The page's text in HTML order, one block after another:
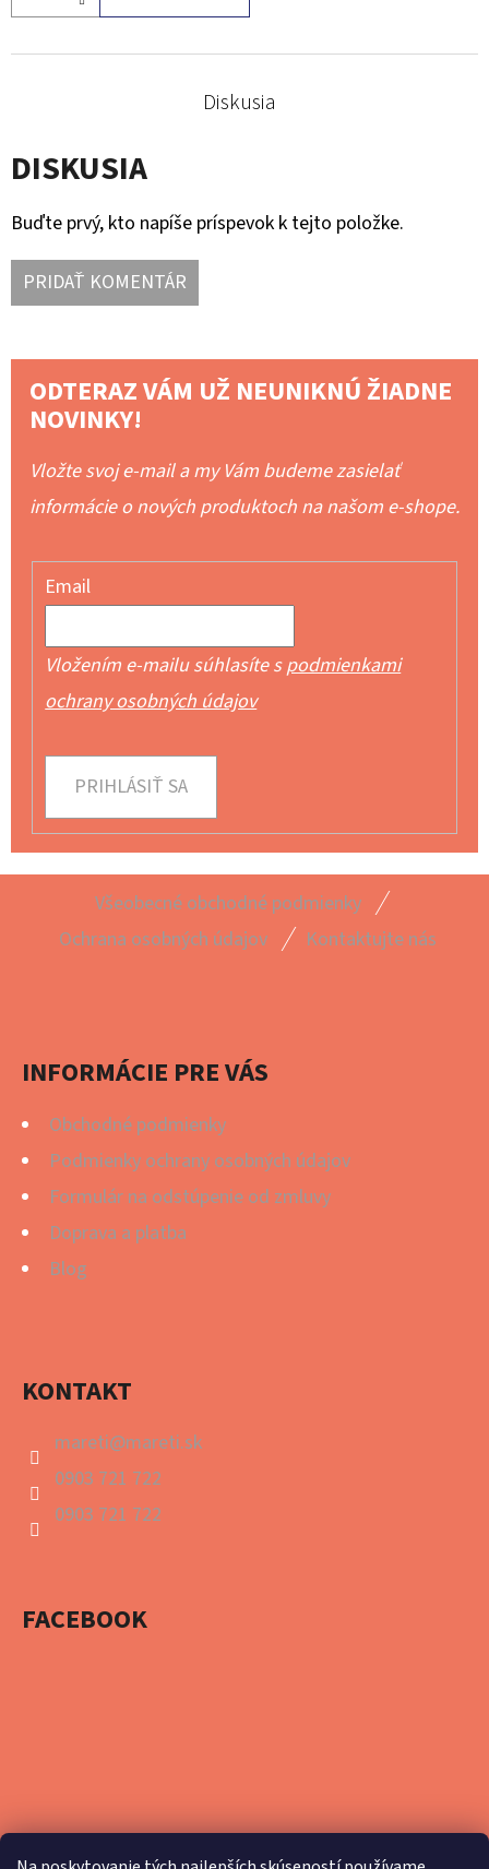
Diskusia
DISKUSIA
Buďte prvý, kto napíše príspevok k tejto položke.
PRIDAŤ KOMENTÁR
ODTERAZ VÁM UŽ NEUNIKNÚ ŽIADNE
NOVINKY!
Vložte svoj e-mail a my Vám budeme zasielať
informácie o nových produktoch na našom e-shope.
Email
Vložením e-mailu súhlasíte spodmienkami
ochrany osobných údajov
PRIHLÁSIŤ SA
Všeobecné obchodné podmienky
Ochrana osobných údajov
Kontaktujte nás
INFORMÁCIE PRE VÁS
Obchodné podmienky
Podmienky ochrany osobných údajov
Formulár na odstúpenie od zmluvy
Doprava a platba
Blog
KONTAKT
mareti@mareti.sk
0903 721 722
0903 721 722
FACEBOOK